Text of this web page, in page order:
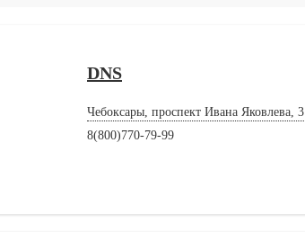
DNS
Чебоксары, проспект Ивана Яковлева, 3
8(800)770-79-99